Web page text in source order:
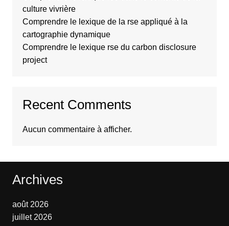
culture vivrière
Comprendre le lexique de la rse appliqué à la
cartographie dynamique
Comprendre le lexique rse du carbon disclosure
project
Recent Comments
Aucun commentaire à afficher.
Archives
août 2026
juillet 2026